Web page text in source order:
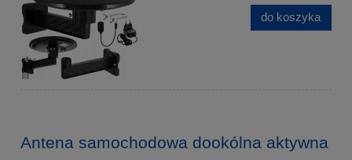
do koszyka
Antena samochodowa dookólna aktywna